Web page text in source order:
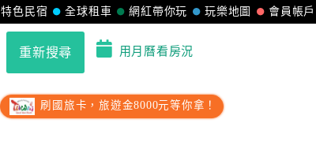
會員帳戶
玩樂地圖
網紅帶你玩
全球租車
特色民宿
重新搜尋 用月曆看房況
刷國旅卡，旅遊金8000元等你拿！